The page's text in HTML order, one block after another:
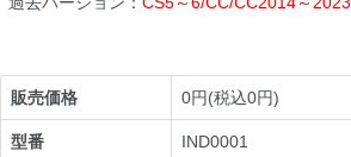
販売価格 0円(税込0円)
型番 IND0001